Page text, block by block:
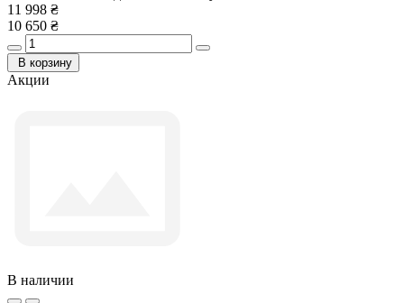
11 998 ₴
10 650 ₴
В корзину
Акции
В наличии